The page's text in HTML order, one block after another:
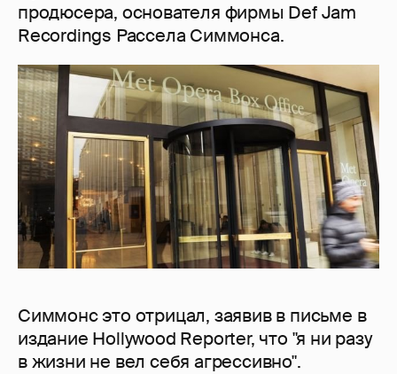
продюсера, основателя фирмы Def Jam
Recordings Рассела Симмонса.
Симмонс это отрицал, заявив в письме в
издание Hollywood Reporter, что "я ни разу
в жизни не вел себя агрессивно".